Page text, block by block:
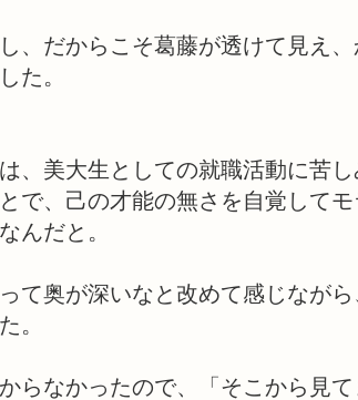
、だからこそ葛藤が透けて見え
た。
、美大生としての就職活動に苦
で、己の才能の無さを自覚して
んだと。
て奥が深いなと改めて感じなが
。
らなかったので、「そこから見